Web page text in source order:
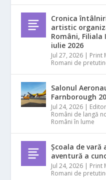
Cronica
artistic
Români, Filiala
iulie 2026
Jul 27, 2026 | Print
Romani de
Salonul
Farnborough
Jul 24, 2026 |
Români de langă
Români în lume
Școala de vară
aventură a
Jul 24, 2026 | Print
Romani de